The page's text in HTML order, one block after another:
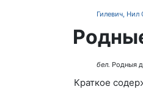
Гилевич, Нил
бел. Родныя
Краткое